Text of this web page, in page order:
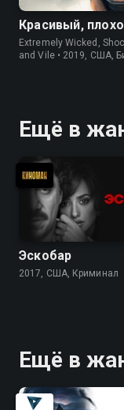
Красивый,
Extremely Wicked,
and Vile • 2019, США,
Ещё в
Эскобар
2017, США, Криминал
Ещё в